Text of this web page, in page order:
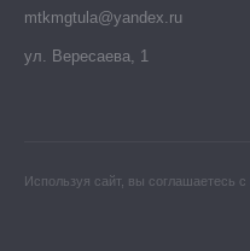
mtkmgtula@yandex.ru
ул. Вересаева, 1
Используя сайт, вы соглашаетесь с